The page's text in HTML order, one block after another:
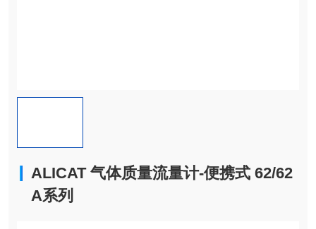
ALICAT 气体质量流量计-便携式 62/62
A系列